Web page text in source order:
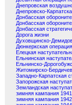
Днепровская
Днепровско-
Донбасская
Донбасская
Донбасская
Дорога жизни
Духовщинско-
Дюнкеркская операция
Елецкая
Ельнинская
Ельнинско-
Житомирско-
Западно-Карпатская
Запорожская
Земландская
зимняя кампания
зимняя кампания